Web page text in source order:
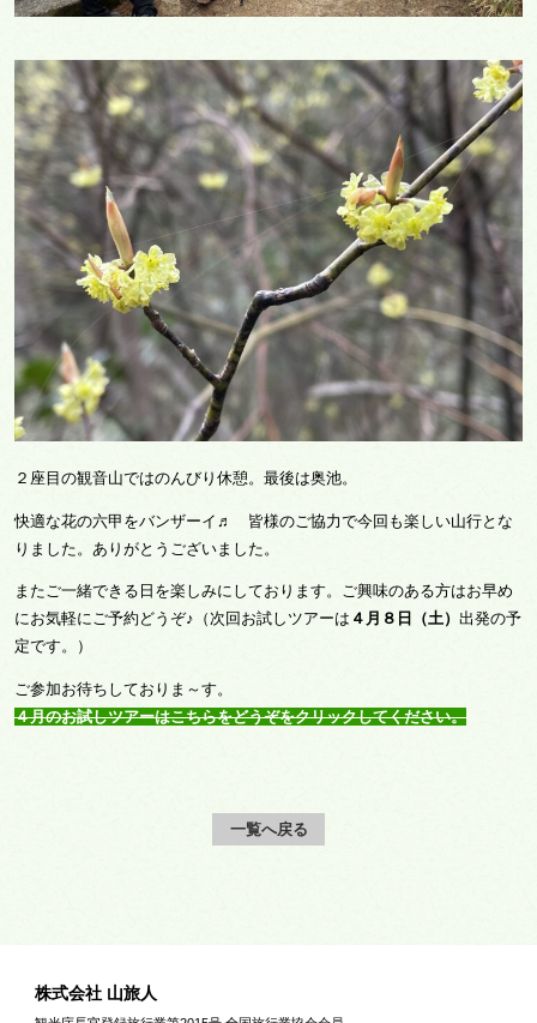
２座目の観音山ではのんびり休憩。最後は奥池。
快適な花の六甲をバンザーイ♬ 皆様のご協力で今回も楽しい山行とな
りました。ありがとうございました。
またご一緒できる日を楽しみにしております。ご興味のある方はお早め
にお気軽にご予約どうぞ♪（次回お試しツアーは ４月８日（土） 出発の予
定です。）
ご参加お待ちしておりま～す。
４月のお試しツアーはこちらをどうぞをクリックしてください。
一覧へ戻る
株式会社 山旅人